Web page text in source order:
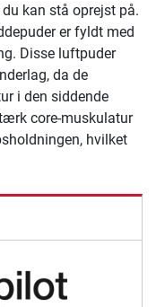
kan stå oprejst på.
er fyldt med
Disse luftpuder
da de
i den siddende
core-muskulatur
hvilket